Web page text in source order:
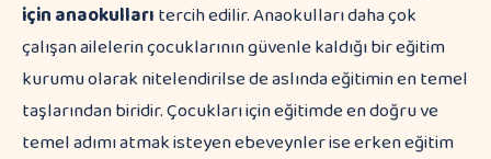
için anaokullarıtercih edilir. Anaokulları daha çok
çalışan ailelerin çocuklarının güvenle kaldığı bir eğitim
kurumu olarak nitelendirilse de aslında eğitimin en temel
taşlarından biridir. Çocukları için eğitimde en doğru ve
temel adımı atmak isteyen ebeveynler ise erken eğitim